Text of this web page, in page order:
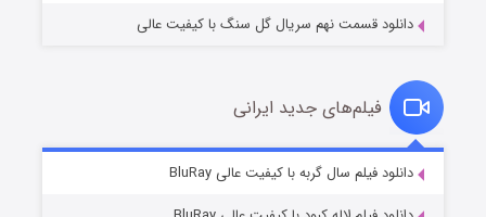
قسمت۷ (زیرنویس) منتشر شد
دانلود قسمت نهم سریال گل سنگ با کیفیت عالی
فیلم‌های جدید ایرانی
دانلود فیلم سال گربه با کیفیت عالی BluRay